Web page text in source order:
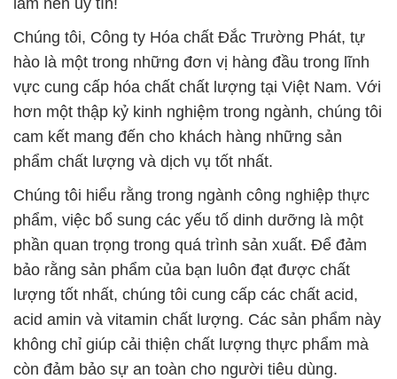
Chúng tôi, Công ty Hóa chất Đắc Trường Phát, tự
hào là một trong những đơn vị hàng đầu trong lĩnh
vực cung cấp hóa chất chất lượng tại Việt Nam. Với
hơn một thập kỷ kinh nghiệm trong ngành, chúng tôi
cam kết mang đến cho khách hàng những sản
phẩm chất lượng và dịch vụ tốt nhất.
Chúng tôi hiểu rằng trong ngành công nghiệp thực
phẩm, việc bổ sung các yếu tố dinh dưỡng là một
phần quan trọng trong quá trình sản xuất. Để đảm
bảo rằng sản phẩm của bạn luôn đạt được chất
lượng tốt nhất, chúng tôi cung cấp các chất acid,
acid amin và vitamin chất lượng. Các sản phẩm này
không chỉ giúp cải thiện chất lượng thực phẩm mà
còn đảm bảo sự an toàn cho người tiêu dùng.